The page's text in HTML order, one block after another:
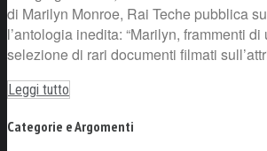
di Marilyn Monroe, Rai Teche pubblica
l’antologia inedita: “Marilyn, frammenti di
selezione di rari documenti filmati
Leggi tutto
Categorie e Argomenti